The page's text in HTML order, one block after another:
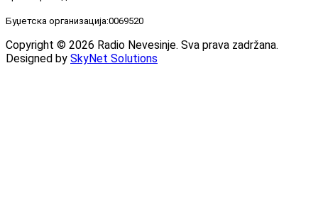
Буџетска организација:0069520
Copyright © 2026 Radio Nevesinje. Sva prava zadržana.
Designed by SkyNet Solutions